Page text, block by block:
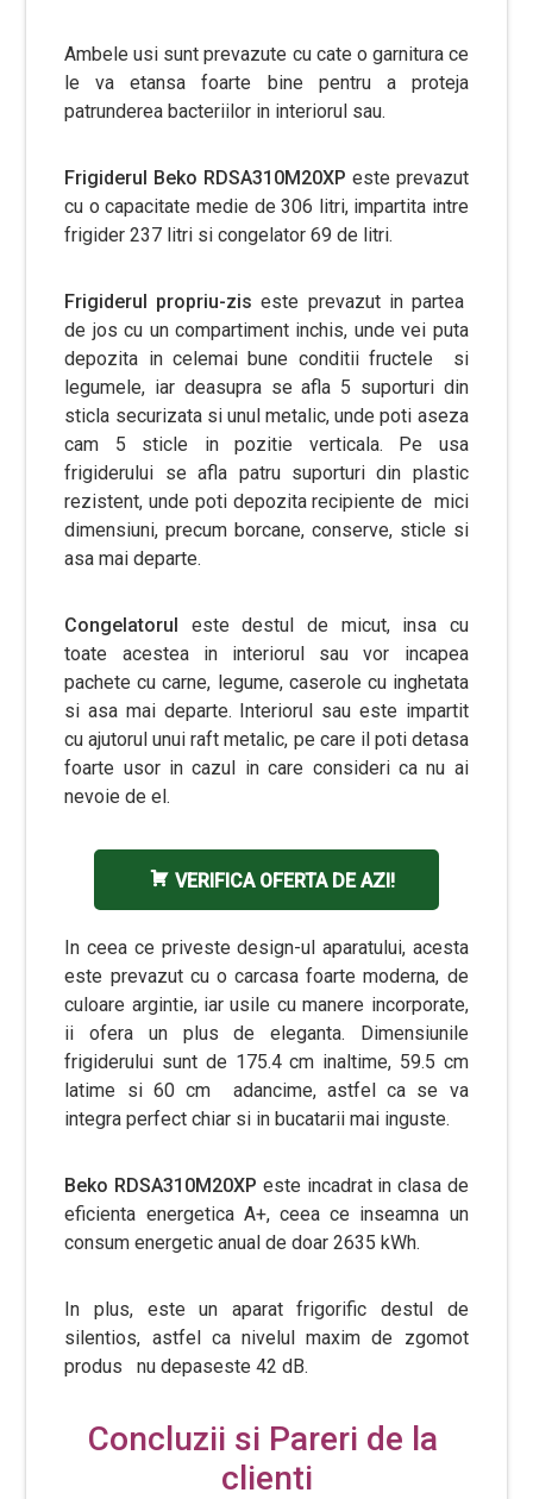
Ambele usi sunt prevazute cu cate o garnitura ce
le va etansa foarte bine pentru a proteja
patrunderea bacteriilor in interiorul sau.
Frigiderul Beko RDSA310M20XP este prevazut
cu o capacitate medie de 306 litri, impartita intre
frigider 237 litri si congelator 69 de litri.
Frigiderul propriu-ziseste prevazut in partea
de jos cu un compartiment inchis, unde vei puta
depozita in celemai bune conditii fructele si
legumele, iar deasupra se afla 5 suporturi din
sticla securizata si unul metalic, unde poti aseza
cam 5 sticle in pozitie verticala. Pe usa
frigiderului se afla patru suporturi din plastic
rezistent, unde poti depozita recipiente de mici
dimensiuni, precum borcane, conserve, sticle si
asa mai departe.
Congelatorul este destul de micut, insa cu
toate acestea in interiorul sau vor incapea
pachete cu carne, legume, caserole cu inghetata
si asa mai departe. Interiorul sau este impartit
cu ajutorul unui raft metalic, pe care il poti detasa
foarte usor in cazul in care consideri ca nu ai
nevoie de el.
VERIFICA OFERTA DE AZI!
In ceea ce priveste design-ul aparatului, acesta
este prevazut cu o carcasa foarte moderna, de
culoare argintie, iar usile cu manere incorporate,
ii ofera un plus de eleganta. Dimensiunile
frigiderului sunt de 175.4 cm inaltime, 59.5 cm
latime si 60 cm adancime, astfel ca se va
integra perfect chiar si in bucatarii mai inguste.
Beko RDSA310M20XP este incadrat in clasa de
eficienta energetica A+, ceea ce inseamna un
consum energetic anual de doar 2635 kWh.
In plus, este un aparat frigorific destul de
silentios, astfel ca nivelul maxim de zgomot
produs nu depaseste 42 dB.
Concluzii si Pareri de la
clienti